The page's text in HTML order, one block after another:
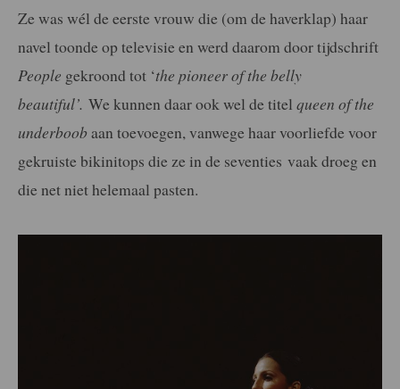
Ze was wél de eerste vrouw die (om de haverklap) haar
navel toonde op televisie en werd daarom door tijdschrift
People gekroond tot ‘the pioneer of the belly
beautiful’. We kunnen daar ook wel de titel queen of the
underboob aan toevoegen, vanwege haar voorliefde voor
gekruiste bikinitops die ze in de seventies vaak droeg en
die net niet helemaal pasten.